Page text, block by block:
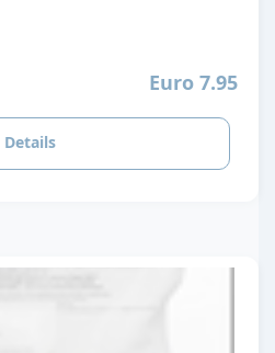
Euro 7.95
Details